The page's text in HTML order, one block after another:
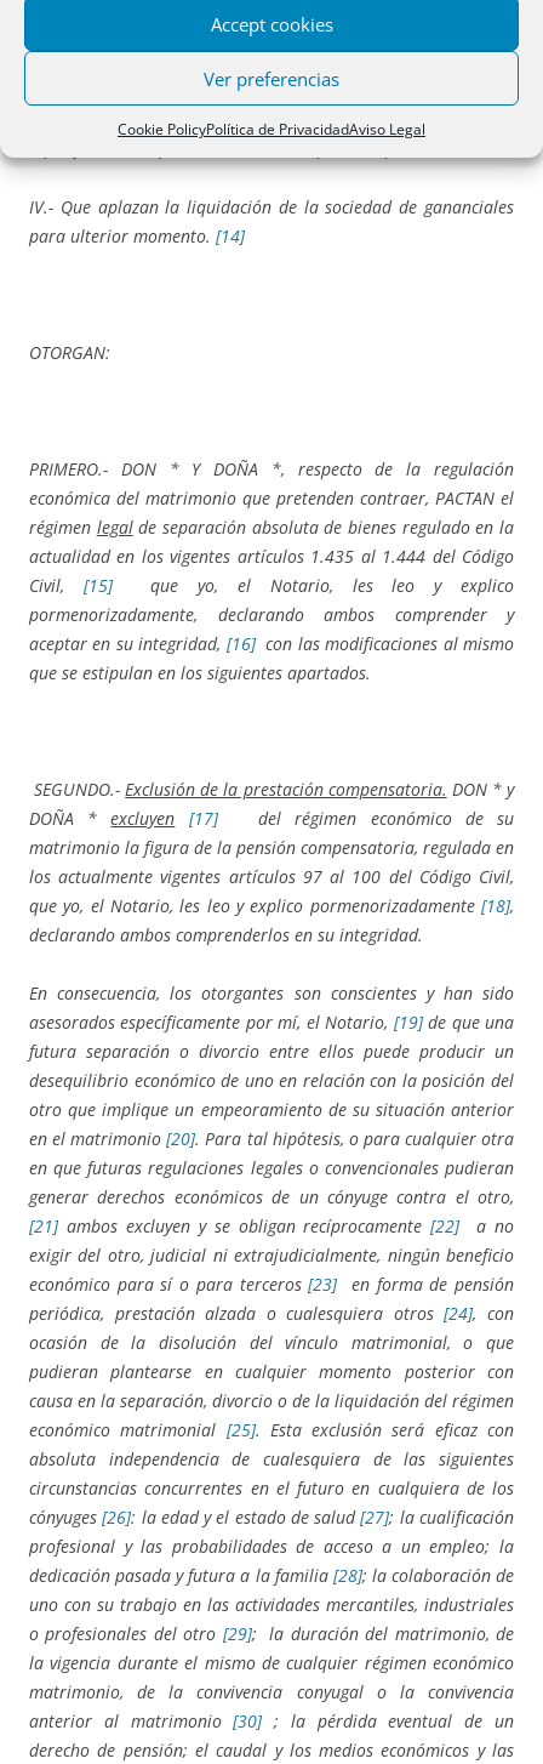
Accept cookies
Ver preferencias
Cookie PolicyPolítica de PrivacidadAviso Legal
Registro Civil al tomo y páginas indicados.
III.- Que voluntariamente han decidido cambiar dicho régimen
sustituyéndolo por el de separación absoluta de bienes, con las
IV.- Que aplazan la liquidación de la sociedad de gananciales
para ulterior momento. [14]
OTORGAN:
PRIMERO.- DON * Y DOÑA *, respecto de la regulación
económica del matrimonio que pretenden contraer, PACTAN el
régimen legalde separación absoluta de bienes regulado en la
actualidad en los vigentes artículos 1.435 al 1.444 del Código
Civil, [15]
que yo, el Notario, les leo y explico
pormenorizadamente, declarando ambos comprender y
aceptar en su integridad, [16] con las modificaciones al mismo
que se estipulan en los siguientes apartados.
SEGUNDO.-Exclusión de la prestación compensatoria. DON * y
DOÑA *excluyen [17]
del régimen económico de su
matrimonio la figura de la pensión compensatoria, regulada en
los actualmente vigentes artículos 97 al 100 del Código Civil,
que yo, el Notario, les leo y explico pormenorizadamente [18],
declarando ambos comprenderlos en su integridad.
En consecuencia, los otorgantes son conscientes y han sido
asesorados específicamente por mí, el Notario, [19]de que una
futura separación o divorcio entre ellos puede producir un
desequilibrio económico de uno en relación con la posición del
otro que implique un empeoramiento de su situación anterior
en el matrimonio[20]. Para tal hipótesis, o para cualquier otra
en que futuras regulaciones legales o convencionales pudieran
generar derechos económicos de un cónyuge contra el otro,
[21]ambos excluyen y se obligan recíprocamente[22]
a no
exigir del otro, judicial ni extrajudicialmente, ningún beneficio
económico para sí o para terceros[23]
en forma de pensión
periódica, prestación alzada o cualesquiera otros[24], con
ocasión de la disolución del vínculo matrimonial, o que
pudieran plantearse en cualquier momento posterior con
causa en la separación, divorcio o de la liquidación del régimen
económico matrimonial [25]. Esta exclusión será eficaz con
absoluta independencia de cualesquiera de las siguientes
circunstancias concurrentes en el futuro en cualquiera de los
cónyuges[26]: la edad y el estado de salud[27]; la cualificación
profesional y las probabilidades de acceso a un empleo; la
dedicación pasada y futura a la familia [28]; la colaboración de
uno con su trabajo en las actividades mercantiles, industriales
o profesionales del otro [29]; la duración del matrimonio, de
la vigencia durante el mismo de cualquier régimen económico
matrimonio, de la convivencia conyugal o la convivencia
anterior al matrimonio[30] ; la pérdida eventual de un
derecho de pensión; el caudal y los medios económicos y las